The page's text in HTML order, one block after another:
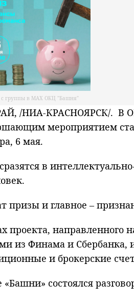
с группы в МАХ ОКЦ "Башня"
/НИА-КРАСНОЯРСК/. В
мероприятием
6 мая.
в
призы и главное –
проекта, направленного
из Финама и
и брокерские
состоялся